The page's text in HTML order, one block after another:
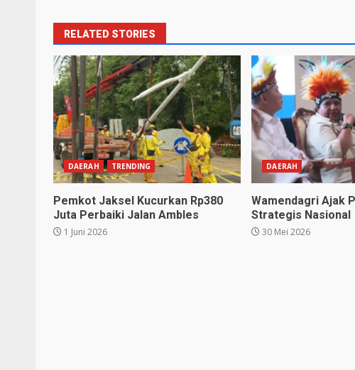
RELATED STORIES
DAERAH TRENDING
Pemkot Jaksel Kucurkan Rp380
Juta Perbaiki Jalan Ambles
1 Juni 2026
DAERAH
Wamendagri Ajak
Strategis Nasional
30 Mei 2026